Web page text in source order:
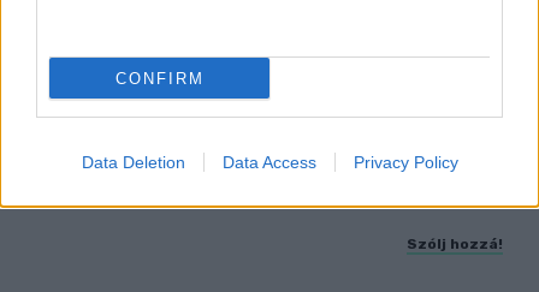
CONFIRM
Data Deletion Data Access Privacy Policy
A BAROKK ÖSSZES ÁRNYALATA ÉS MÉG EGY
SOR KIVÁLÓ PROGRAM VÁR MINDENKIT EZEN A
HÉTVÉGÉN GYŐRBEN
Induló és Majka koncert, jóga szeánsz, “borhajózás”
Szólj hozzá!